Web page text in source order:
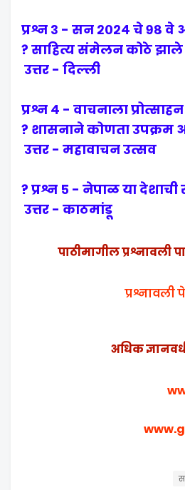
प्रश्न ३ - सन २०२४ चे ९८ वे
साहित्य संमेलन कोठे झाले ?
उत्तर - दिल्ली
प्रश्न ४ - वाचनाला
शासनाने कोणता उपक्रम
उत्तर - महावाचन उत्सव
प्रश्न ५ - नेपाळ या देशाची
उत्तर - काठमांडू
पाठीमागील प्रश्नावली
प्रश्नावली
अधिक